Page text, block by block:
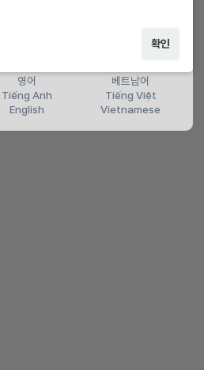
영어
Tiếng Anh
English
베트남어
Tiếng Việt
Vietnamese
확인